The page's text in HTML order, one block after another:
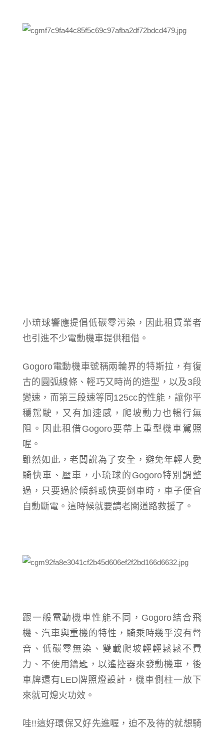
小琉球響應提倡低碳零污染， 因此租賃業者
也引進不少電動機車提供租借。
Gogoro電動機車號稱兩輪界的特斯拉 ， 有復
古的圓弧線條、輕巧又時尚的造型，以及3段
變速，而第三段速等同125cc的性能，讓你平
穩駕駛，又有加速感，爬坡動力也暢行無
阻。因此租借Gogoro要帶上重型機車駕照
喔 。
雖然如此，老闆說為了安全，避免年輕人愛
騎快車、壓車，小琉球的Gogoro特別調整
過，只要過於傾斜或快要倒車時，車子便會
自動斷電。這時候就要請老闆道路救援了。
跟一般電動機車性能不同， Gogoro結合飛
機、汽車與重機的特性， 騎乘時幾乎沒有聲
音 、 低碳零無染、 雙載爬坡輕輕鬆鬆 不費
力、 不使用鑰匙，以遙控器來發動機車，後
車牌還有LED牌照燈設計，機車側柱一放下
來就可熄火功效。
哇!!這好環保又好先進喔， 迫不及待的就想騎